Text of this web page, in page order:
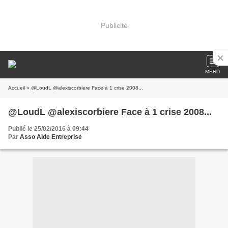
Publicité
MENU
Accueil » @LoudL @alexiscorbiere Face à 1 crise 2008...
@LoudL @alexiscorbiere Face à 1 crise 2008...
Publié le 25/02/2016 à 09:44
Par Asso Aide Entreprise